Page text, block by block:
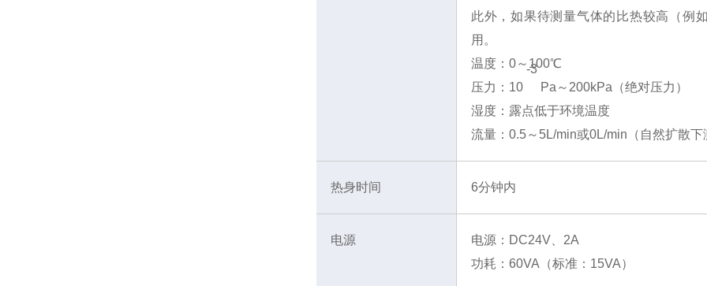
此外，如果待测量气体的比热较高（例
用。
温度：0～100℃
压力：10
-3
Pa～200kPa（绝对压力）
湿度：露点低于环境温度
流量：0.5～5L/min或0L/min（自然扩散下
热身时间 6分钟内
电源
电源：DC24V、2A
功耗：60VA（标准：15VA）